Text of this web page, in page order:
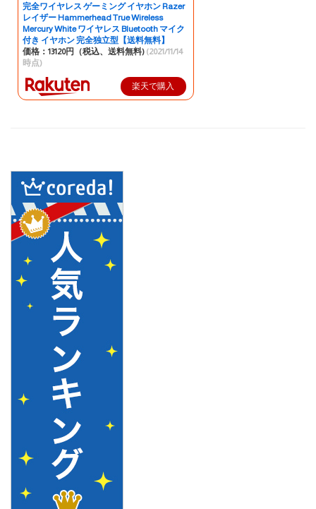
完全ワイヤレス ゲーミング イヤホン Razer
レイザー Hammerhead True Wireless
Mercury White ワイヤレス Bluetooth マイク
付き イヤホン 完全独立型【送料無料】
価格：13120円（税込、送料無料) (2021/11/14
時点)
楽天で購入